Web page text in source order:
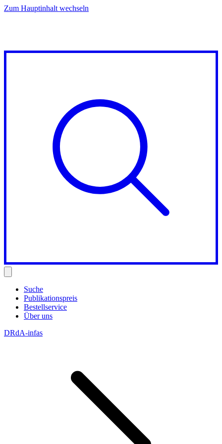
Zum Hauptinhalt wechseln
Suche
Publikationspreis
Bestellservice
Über uns
DRdA-infas